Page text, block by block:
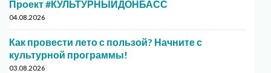
Проект #КУЛЬТУРНЫЙДОНБАСС
04.08.2026
Как провести лето с пользой? Начните с
культурной программы!
03.08.2026